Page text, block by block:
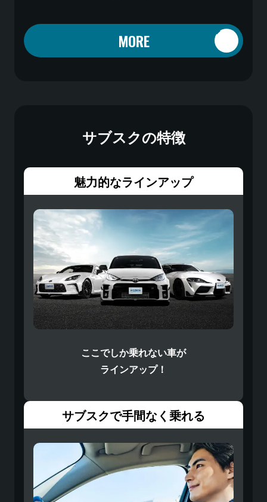
MORE
サブスクの特徴
魅力的なラインアップ
ここでしか乗れない車が
ラインアップ！
サブスクで手間なく乗れる